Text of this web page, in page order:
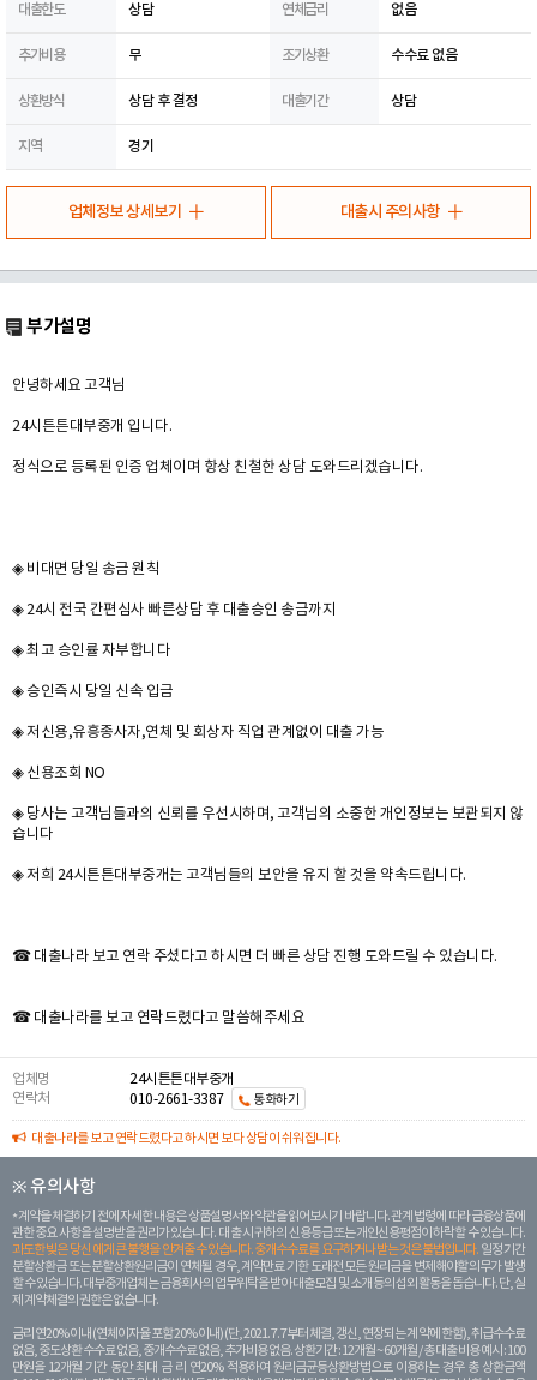
대출한도 상담 연체금리 없음
추가비용 무 조기상환 수수료 없음
상환방식 상담 후 결정 대출기간 상담
지역 경기
업체정보 상세보기 대출시 주의사항
부가설명
안녕하세요 고객님
24시튼튼대부중개 입니다.
정식으로 등록된 인증 업체이며 항상 친철한 상담 도와드리겠습니다.
◈ 비대면 당일 송금 원칙
◈ 24시 전국 간편심사 빠른상담 후 대출승인 송금까지
◈ 최고 승인률 자부합니다
◈ 승인즉시 당일 신속 입금
◈ 저신용,유흥종사자,연체 및 회상자 직업 관계없이 대출 가능
◈ 신용조회 NO
◈ 당사는 고객님들과의 신뢰를 우선시하며, 고객님의 소중한 개인정보는 보관되지 않
습니다
◈ 저희 24시튼튼대부중개는 고객님들의 보안을 유지 할 것을 약속드립니다.
☎ 대출나라 보고 연락 주셨다고 하시면 더 빠른 상담 진행 도와드릴 수 있습니다.
☎ 대출나라를 보고 연락드렸다고 말씀해주세요
업체명
24시튼튼대부중개
연락처
010-2661-3387 통화하기
대출나라를 보고 연락드렸다고 하시면 보다 상담이 쉬워집니다.
※ 유의사항
계약을 체결하기 전에 자세한 내용은 상품설명서와 약관을 읽어보시기 바랍니다. 관계 법령에 따라 금융상품에
관한 중요 사항을 설명받을 권리가 있습니다. 대 출 시 귀하의 신용등급 또는 개인신용평점이 하락할 수 있습니다.
과도한 빚은 당신 에게 큰 불행을 안겨줄 수 있습니다. 중개수수료를 요구하거나 받는 것은 불법입니다. 일정 기간
분할상환금 또는 분할상환원리금이 연체될 경우, 계약만료 기한 도래전 모든 원리금을 변제해야할 의무가 발생
할 수 있습니다. 대부중개업체는 금융회사의 업무위탁을 받아 대출모집 및 소개 등의 섭외 활동을 돕습니다. 단, 실
제 계약체결의 권한은 없습니다.
금리 연20% 이내 (연체이자율 포함 20% 이내) (단, 2021. 7. 7부터 체결, 갱신, 연장되는 계 약에 한함), 취급수수료
없음, 중도상환 수수료 없음, 중개수수료 없음, 추가비용 없음. 상환기간 : 12개월 ~ 60개월 / 총 대출 비용 예시 : 100
만원을 12개월 기간 동안 최대 금 리 연20% 적용하여 원리금균등상환방법으로 이용하는 경우 총 상환금액